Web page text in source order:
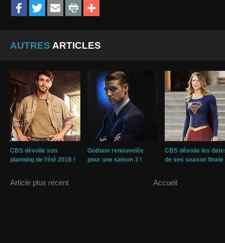
AUTRES ARTICLES
CBS dévoile son
planning de l'été 2016 !
Gotham renouvelée
pour une saison 3 !
CBS dévoile les
de ses season finale
Article plus récent Accueil